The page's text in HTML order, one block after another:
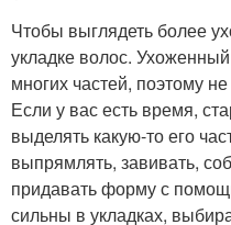
Чтобы выглядеть более
укладке волос.
многих частей, поэтому
Если у вас есть время,
выделять какую-то его
выпрямлять, завивать,
придавать форму с
сильны в укладках,